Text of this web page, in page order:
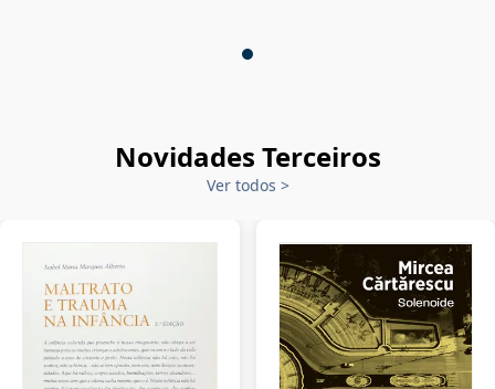
Novidades Terceiros
Ver todos >